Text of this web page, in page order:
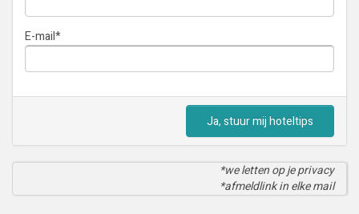
E-mail*
Ja, stuur mij hoteltips
*we letten op je privacy
*afmeldlink in elke mail